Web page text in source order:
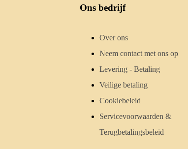
Ons bedrijf
Over ons
Neem contact met ons op
Levering - Betaling
Veilige betaling
Cookiebeleid
Servicevoorwaarden &
Terugbetalingsbeleid